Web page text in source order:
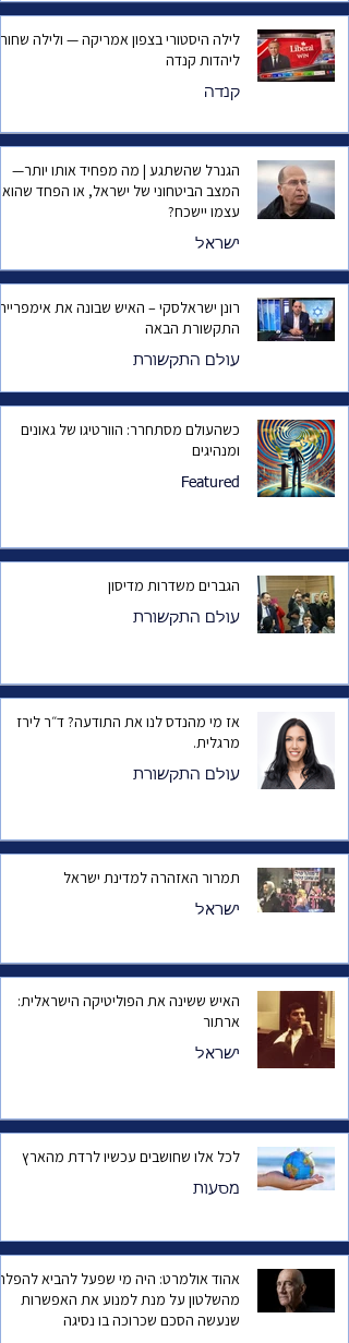
לילה היסטורי בצפון אמריקה — ולילה שחור
ליהדות קנדה
קנדה
הגנרל שהשתגע | מה מפחיד אותו יותר—
המצב הביטחוני של ישראל, או הפחד שהוא
עצמו יישכח?
ישראל
רונן ישראלסקי – האיש שבונה את
התקשורת הבאה
עולם התקשורת
כשהעולם מסתחרר: הוורטיגו של גאונים
ומנהיגים
Featured
הגברים משדרות מדיסון
עולם התקשורת
אז מי מהנדס לנו את התודעה? ד״ר לירז
מרגלית.
עולם התקשורת
תמרור האזהרה למדינת ישראל
ישראל
האיש ששינה את הפוליטיקה הישראלית:
ארתור
ישראל
לכל אלו שחושבים עכשיו לרדת מהארץ
מסעות
אהוד אולמרט: היה מי שפעל להביא
מהשלטון על מנת למנוע את האפשרות
שנעשה הסכם שכרוכה בו נסיגה